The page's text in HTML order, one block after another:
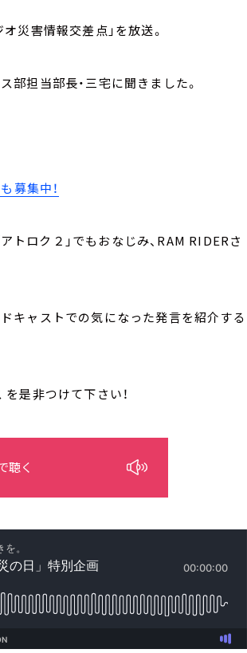
災害情報交差点」を放送。
部担当部長・三宅に聞きました。
募集中！
トロク２」でもおなじみ、RAM RIDERさ
キャストでの気になった発言を紹介する
是非つけて下さい！
聴く